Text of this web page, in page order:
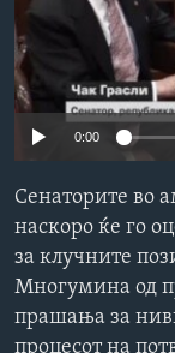
ИНТЕРВЈУА
Јазици
No
0:00
Сенаторите во
наскоро ќе го
за клучните
Многумина од
прашања за
процесот на